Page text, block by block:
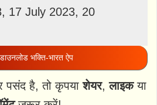
17 July 2023, 20
डाउनलोड भक्ति-भारत ऐप
पसंद है, तो कृपयाशेयर,लाइकया